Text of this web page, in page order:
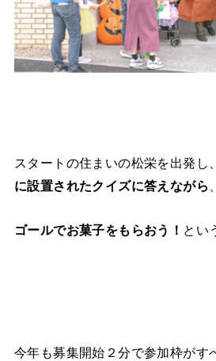
スタートの住まいの松栄を出発し、
に設置されたクイズに答えながら
ゴールでお菓子をもらおう！ とい
今年も募集開始２分で参加枠がす